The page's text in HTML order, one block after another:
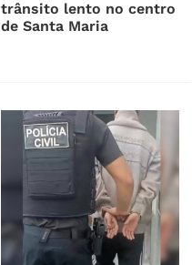
trânsito lento no centro
de Santa Maria